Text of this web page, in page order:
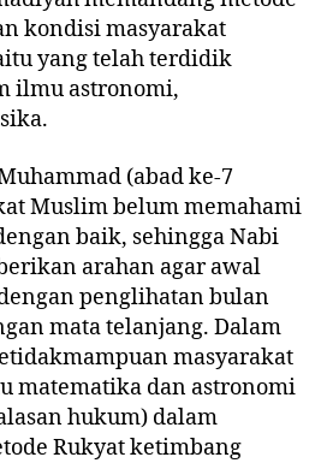
kondisi masyarakat
yang telah terdidik
ilmu astronomi,
(abad ke-7
Muslim belum memahami
baik, sehingga Nabi
arahan agar awal
penglihatan bulan
mata telanjang. Dalam
masyarakat
matematika dan astronomi
hukum) dalam
Rukyat ketimbang